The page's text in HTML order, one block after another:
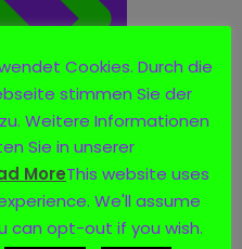
Cookies. Durch die
stimmen Sie der
Weitere Informationen
Sie in unserer
MoreThis website uses
We'll assume
can opt-out if you wish.